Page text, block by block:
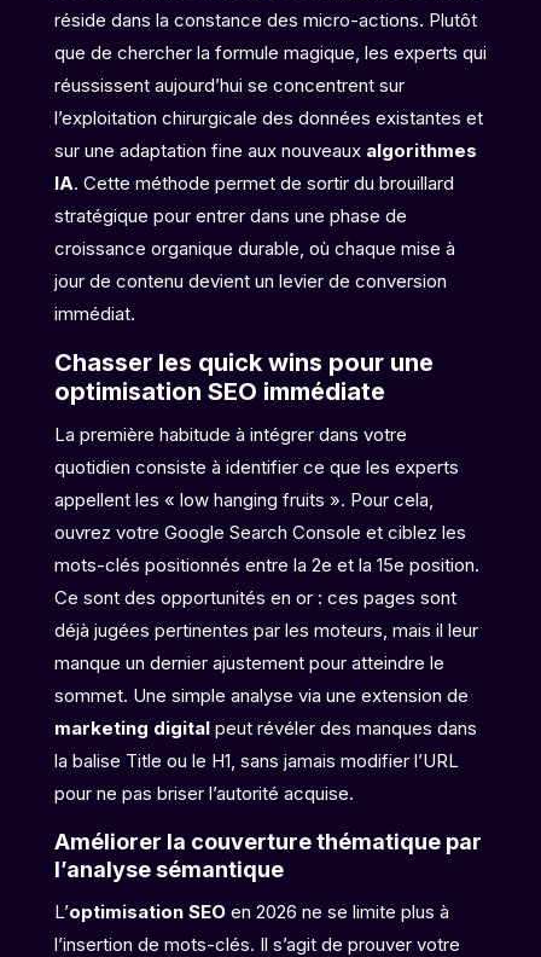
réside dans la constance des micro-actions. Plutôt
que de chercher la formule magique, les experts qui
réussissent aujourd’hui se concentrent sur
l’exploitation chirurgicale des données existantes et
sur une adaptation fine aux nouveaux algorithmes
IA. Cette méthode permet de sortir du brouillard
stratégique pour entrer dans une phase de
croissance organique durable, où chaque mise à
jour de contenu devient un levier de conversion
immédiat.
Chasser les quick wins pour une
optimisation SEO immédiate
La première habitude à intégrer dans votre
quotidien consiste à identifier ce que les experts
appellent les « low hanging fruits ». Pour cela,
ouvrez votre Google Search Console et ciblez les
mots-clés positionnés entre la 2e et la 15e position.
Ce sont des opportunités en or : ces pages sont
déjà jugées pertinentes par les moteurs, mais il leur
manque un dernier ajustement pour atteindre le
sommet. Une simple analyse via une extension de
marketing digitalpeut révéler des manques dans
la balise Title ou le H1, sans jamais modifier l’URL
pour ne pas briser l’autorité acquise.
Améliorer la couverture thématique par
l’analyse sémantique
L’optimisation SEOen 2026 ne se limite plus à
l’insertion de mots-clés. Il s’agit de prouver votre